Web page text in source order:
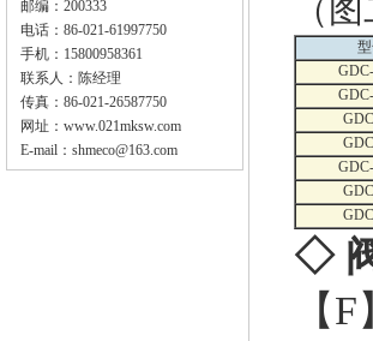
邮编：200333
电话：86-021-61997750
手机：15800958361
联系人：陈经理
传真：86-021-26587750
网址： www.021mksw.com
E-mail： shmeco@163.com
（
◇
【F